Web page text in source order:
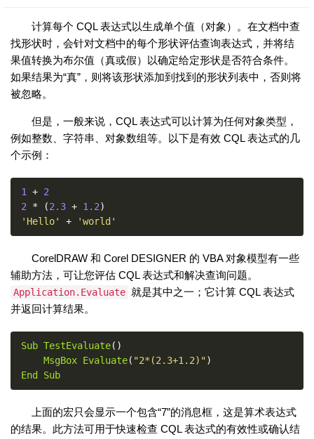
计算每个 CQL 表达式以生成单个值（对象）。在文档中查
找形状时，会针对文档中的每个形状评估查询表达式，并将结
果值转换为布尔值（真或假）以确定给定形状是否符合条件。
如果结果为“真”，则将该形状添加到找到的形状列表中，否则将
被忽略。
但是，一般来说，CQL 表达式可以计算为任何对象类型，
例如整数、字符串、对象数组等。以下是有效 CQL 表达式的几
个示例：
1 + 2
2
* (2.3 + 1.2)
'Hello'
+ 'world'
CorelDRAW 和 Corel DESIGNER 的 VBA 对象模型有一些
辅助方法，可让您评估 CQL 表达式和解决查询问题。
Application.Evaluate 就是其中之一；它计算 CQL 表达式
并返回计算结果。
Sub TestEvaluate()
MsgBox Evaluate( "2*(2.3+1.2)")
End
Sub
上面的宏只会显示一个包含“7”的消息框，这是算术表达式
的结果。此方法可用于快速检查 CQL 表达式的有效性或确认结